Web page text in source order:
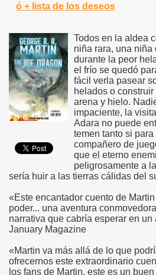
ó + lista de los deseos
Todos en la aldea
niña rara, una
durante la peor
el frío se quedó
fácil verla pasear
helados o
arena y hielo.
impaciente, la
Adara no puede
temen tanto si
compañero de
que el eterno
peligrosamente a
sería huir a las tierras cálidas del
«Este encantador cuento de
poder... una aventura
narrativa que cabría esperar en un
January Magazine
«Martin va más allá de lo que
ofrecernos este extraordinario
los fans de Martin, este es un